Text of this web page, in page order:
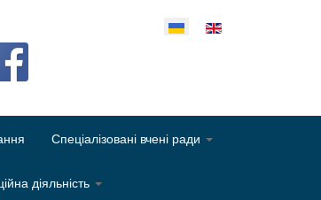
Спеціалізовані вчені ради
діяльність